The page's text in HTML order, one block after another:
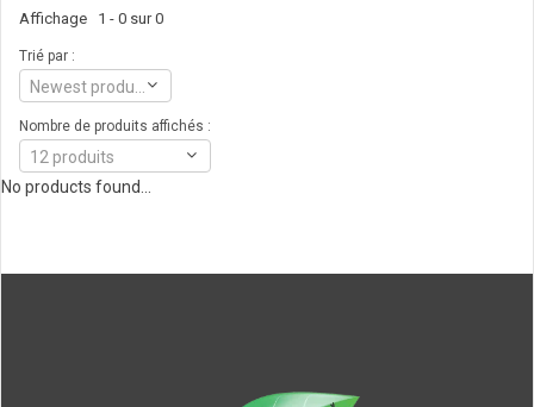
Affichage 1 - 0 sur 0
Trié par :
Nombre de produits affichés :
12 produits
No products found...